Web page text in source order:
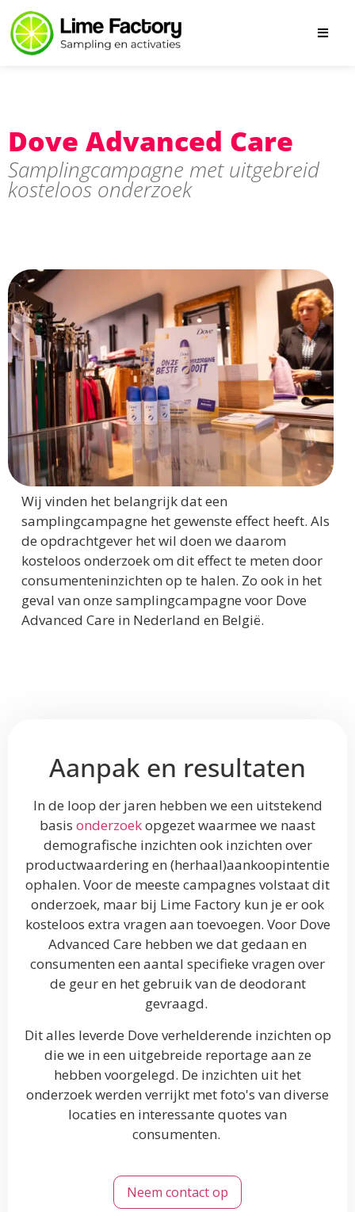
Dove Advanced Care
Samplingcampagne met uitgebreid
kosteloos onderzoek
Wij vinden het belangrijk dat een
samplingcampagne het gewenste effect heeft. Als
de opdrachtgever het wil doen we daarom
kosteloos onderzoek om dit effect te meten door
consumenteninzichten op te halen. Zo ook in het
geval van onze samplingcampagne voor Dove
Advanced Care in Nederland en België.
Aanpak en resultaten
In de loop der jaren hebben we een uitstekend
basis onderzoekopgezet waarmee we naast
demografische inzichten ook inzichten over
productwaardering en (herhaal)aankoopintentie
ophalen. Voor de meeste campagnes volstaat dit
onderzoek, maar bij Lime Factory kun je er ook
kosteloos extra vragen aan toevoegen. Voor Dove
Advanced Care hebben we dat gedaan en
consumenten een aantal specifieke vragen over
de geur en het gebruik van de deodorant
gevraagd.
Dit alles leverde Dove verhelderende inzichten op
die we in een uitgebreide reportage aan ze
hebben voorgelegd. De inzichten uit het
onderzoek werden verrijkt met foto's van diverse
locaties en interessante quotes van
consumenten.
Neem contact op